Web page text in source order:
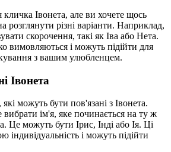
Івонета, але ви хочете щось
розглянути різні варіанти. Наприклад,
скорочення, такі як Іва або Нета.
вимовляються і можуть підійти для
з вашим улюбленцем.
Івонета
можуть бути пов'язані з Івонета.
ім'я, яке починається на ту ж
Це можуть бути Ірис, Інді або Ія. Ці
індивідуальність і можуть підійти